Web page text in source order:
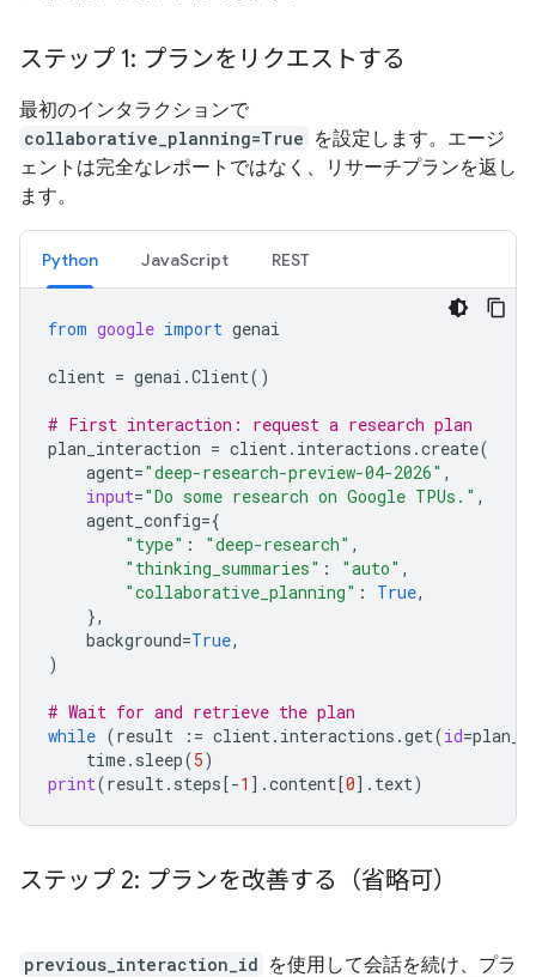
ステップ 1: プランをリクエストする
最初のインタラクションで
collaborative_planning=True を設定します。エージ
ェントは完全なレポートではなく、リサーチプランを返し
ます。
Python JavaScript REST
from google import genai
client = genai .Client()
# First interaction: request a research plan
plan_interaction = client. interactions .create(
agent="deep-research-preview-04-2026" ,
input="Do some research on Google TPUs." ,
agent_config={
"type" : "deep-research" ,
"thinking_summaries" : "auto" ,
"collaborative_planning" : True,
},
background=True,
)
# Wait for and retrieve the plan
while (result := client. interactions .get(id=
time. sleep(5)
print(result. steps[-1 ] .content[0] . text)
ステップ 2: プランを改善する（省略可）
previous_interaction_id を使用して会話を続け、プラ